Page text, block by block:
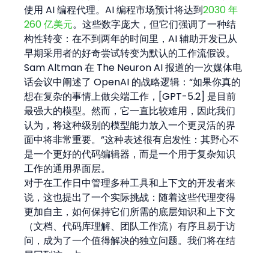
使用 AI 编程代理。AI 编程市场预计将达到2030 年
260 亿美元。这些数字庞大，但它们强调了一种结
构性转变：在不到两年的时间里，AI 辅助开发已从
早期采用者的好奇尝试转变为默认的工作流假设。
Sam Altman 在 The Neuron AI 报道的一次媒体电
话会议中阐述了 OpenAI 的战略逻辑：“如果你真的
想在复杂的事情上做尖端工作，[GPT-5.2] 是目前
最强大的模型。然而，它一直比较难用，因此我们
认为，将这种级别的模型能力放入一个更灵活的界
面中将非常重要。”这种表述很有启发性：其野心不
是一个更好的代码编辑器，而是一个用于复杂知识
工作的通用界面层。
对于在工作日中管理多种工具和上下文的开发者来
说，这也提出了一个实际挑战：随着这些代理变得
更加自主，如何保持它们所需的底层知识和上下文
（文档、代码库理解、团队工作流）有序且易于访
问，成为了一个值得解决的独立问题。我们将在结